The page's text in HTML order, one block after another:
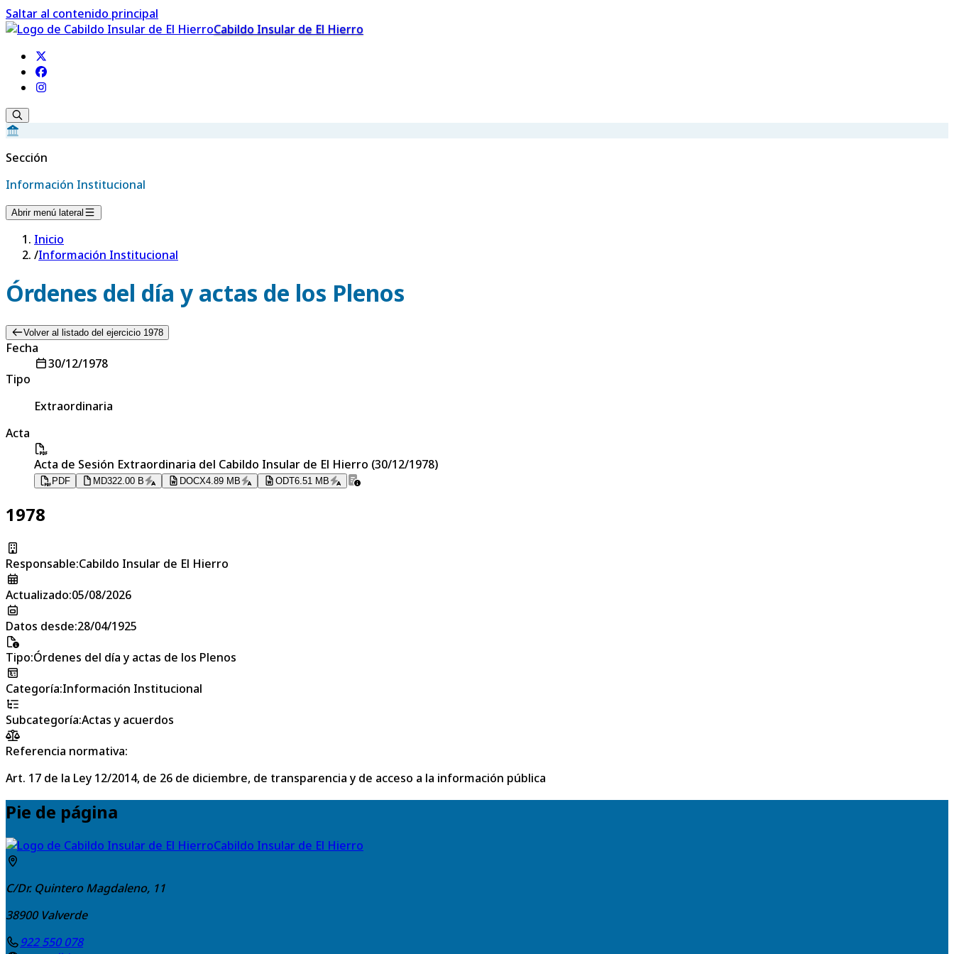
Saltar al contenido principal
Cabildo Insular de El Hierro
Sección
Información Institucional
Abrir menú lateral
Inicio
/Información Institucional
Órdenes del día y actas de los Plenos
Volver al listado del ejercicio 1978
Fecha
30/12/1978
Tipo
Extraordinaria
Acta
Acta de Sesión Extraordinaria del Cabildo Insular de El Hierro (30/12/1978)
PDF MD322.00 B DOCX4.89 MB ODT6.51 MB
1978
Responsable:Cabildo Insular de El Hierro
Actualizado:05/08/2026
Datos desde:28/04/1925
Tipo:Órdenes del día y actas de los Plenos
Categoría:Información Institucional
Subcategoría:Actas y acuerdos
Referencia normativa:
Art. 17 de la Ley 12/2014, de 26 de diciembre, de transparencia y de acceso a la información pública
Pie de página
Cabildo Insular de El Hierro
C/Dr. Quintero Magdaleno, 11
38900 Valverde
922 550 078